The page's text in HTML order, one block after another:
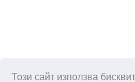
Този сайт използва